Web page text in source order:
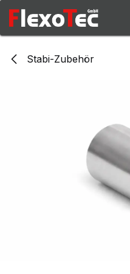
Zum Inhalt springen
Stabi-Zubehör